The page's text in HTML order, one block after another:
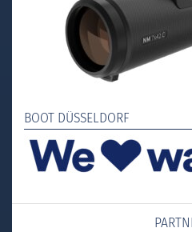
BOOT DÜSSELDORF